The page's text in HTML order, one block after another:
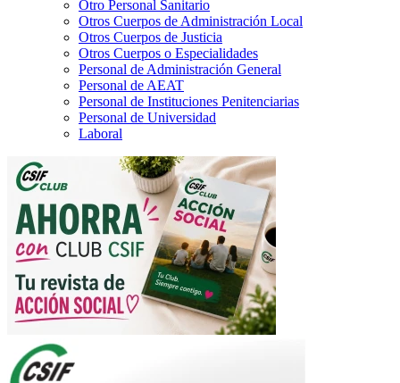
Otro Personal Sanitario
Otros Cuerpos de Administración Local
Otros Cuerpos de Justicia
Otros Cuerpos o Especialidades
Personal de Administración General
Personal de AEAT
Personal de Instituciones Penitenciarias
Personal de Universidad
Laboral